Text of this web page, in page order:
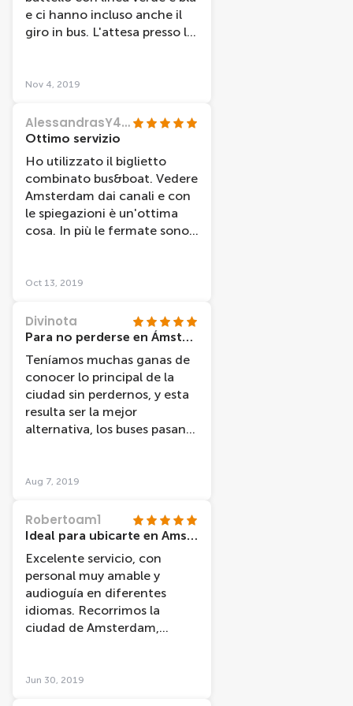
e ci hanno incluso anche il
giro in bus. L'attesa presso la
mentre gli altri stop non
compenso il giro è stato
piacevole. Il giro in bus è
piuttosto inutile in quanto
gira fuori Amsterdam (Le vie
del centro sono
impercorribili dai bus) quindi
consiglio di non includerlo.
Nov 4, 2019
AlessandrasY4511XB
Ottimo servizio
Ho utilizzato il biglietto
combinato bus&boat. Vedere
Amsterdam dai canali e con
le spiegazioni è un'ottima
cosa. In più le fermate sono
app gratuita che funziona
reale dove si trovano
autobus e barche e itenpi di
attesa. Davvero ottimo
servizio
Oct 13, 2019
Divinota
Para no perderse en Ámsterdam
Teníamos muchas ganas de
conocer lo principal de la
ciudad sin perdernos, y esta
resulta ser la mejor
alternativa, los buses pasan
detenidamente.
recomendado.
Aug 7, 2019
Robertoam1
Ideal para ubicarte en Amsterdam y sus lugares de interés
Excelente servicio, con
personal muy amable y
audioguía en diferentes
idiomas. Recorrimos la
ciudad de Amsterdam,
Anna Frank, el barrio judío, la
Jun 30, 2019